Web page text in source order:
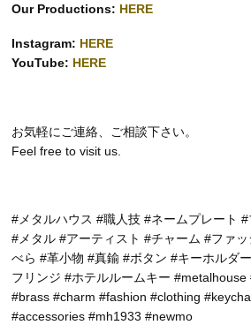
Our Productions: HERE
Instagram: HERE
YouTube: HERE
お気軽にご連絡、ご相談下さい。
Feel free to visit us.
#メタルハウス #職人技 #ネームプレート
#メタル #アーティスト #チャーム #ファ
べら #革小物 #真鍮 #ボタン #キーホルダ
フリンジ #ホテルルームキー
#brass #charm #fashion #clothing
#accessories #mh1933 #newmo